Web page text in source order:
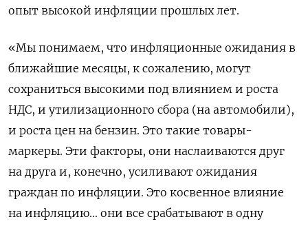
опыт высокой инфляции прошлых лет.
«Мы понимаем, что инфляционные ожидания в
ближайшие месяцы, к сожалению, могут
сохраниться высокими под влиянием и роста
НДС, и утилизационного сбора (на автомобили),
и роста цен на бензин. Это такие товары-
маркеры. Эти факторы, они наслаиваются друг
на друга и, конечно, усиливают ожидания
граждан по инфляции. Это косвенное влияние
на инфляцию... они все срабатывают в одну